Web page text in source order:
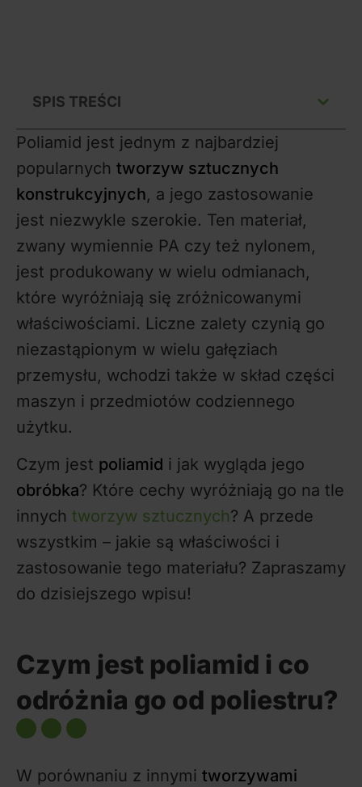
Poliamid jest jednym z najbardziej
popularnych tworzyw sztucznych
konstrukcyjnych, a jego zastosowanie
jest niezwykle szerokie. Ten materiał,
zwany wymiennie PA czy też nylonem,
jest produkowany w wielu odmianach,
które wyróżniają się zróżnicowanymi
właściwościami. Liczne zalety czynią go
niezastąpionym w wielu gałęziach
przemysłu, wchodzi także w skład części
maszyn i przedmiotów codziennego
użytku.
Czym jest poliamid i jak wygląda jego
obróbka? Które cechy wyróżniają go na tle
innych tworzyw sztucznych? A przede
wszystkim – jakie są właściwości i
zastosowanie tego materiału? Zapraszamy
do dzisiejszego wpisu!
Czym jest poliamid i co
odróżnia go od poliestru?
W porównaniu z innymi tworzywami
SPIS TREŚCI